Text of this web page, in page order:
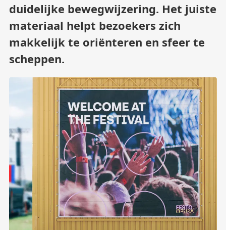
duidelijke bewegwijzering. Het juiste
materiaal helpt bezoekers zich
makkelijk te oriënteren en sfeer te
scheppen.